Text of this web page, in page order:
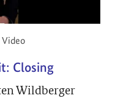
Video
Closing
Wildberger